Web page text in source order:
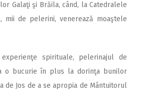
Galaţi şi Brăila, când, la Catedralele
mii de pelerini, venerează moaştele
spirituale, pelerinajul de
o bucurie în plus la dorinţa bunilor
de Jos de a se apropia de Mântuitorul